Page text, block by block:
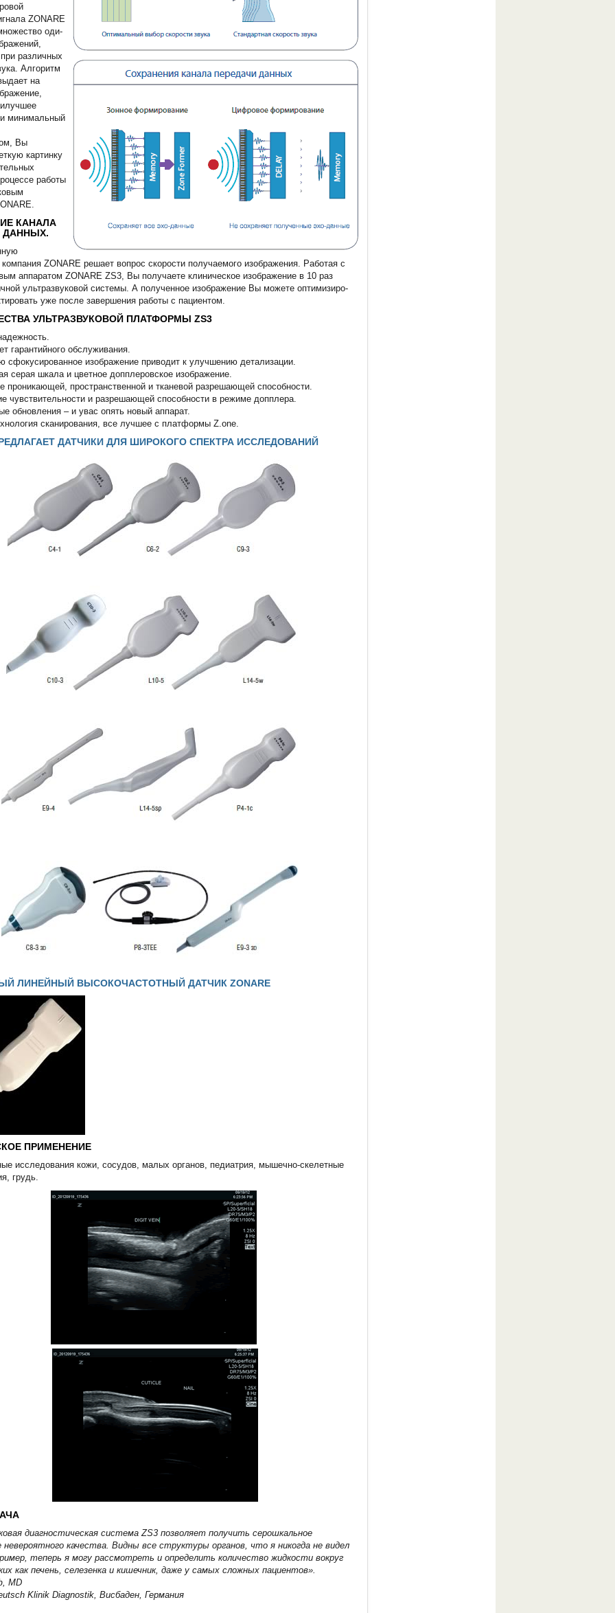
ZONARE
оди­
раз­личных
Алгоритм
на
минимальный
Вы
кар­тинку
работы
КАНАЛА
ДАННЫХ.
ZONARE решает вопрос скорости получае­мого изображения. Работая с
аппаратом ZONARE ZS3, Вы получаете клиническое изображение в 10 раз
ультразвуковой системы. А полу­ченное изображение Вы можете оптимизиро­
уже после завершения работы с пациентом.
УЛЬТРАЗВУКОВОЙ ПЛАТФОРМЫ ZS3
гарантийного обслуживания.
сфокусированное изображение приводит к улучшению детализации.
серая шкала и цветное допплеровское изображение.
проникающей, пространственной и тканевой разрешающей способности.
чувствительности и разрешающей способности в режиме допплера.
обновления – и увас опять новый аппарат.
сканирования, все лучшее с платформы Z.one.
ДАТЧИКИ ДЛЯ ШИРОКОГО СПЕКТРА ИССЛЕДОВАНИЙ
ЛИНЕЙНЫЙ ВЫСОКОЧАСТОТНЫЙ ДАТЧИК ZONARE
ПРИМЕНЕНИЕ
исследования кожи, сосудов, малых органов, педиатрия, мышечно-скелетные
грудь.
диагностическая система ZS3 позволяет получить серошкальное
неве­роятного качества. Видны все структуры органов, что я никогда не видел
теперь я могу рассмотреть и определить количество жидкости вокруг
как печень, селезенка и кишечник, даже у самых сложных пациентов».
MD
Klinik Diagnostik, Висбаден, Германия